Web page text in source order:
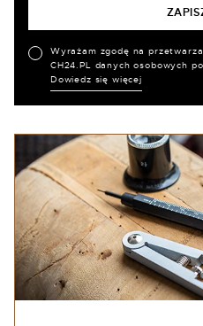
Wyrażam zgodę na
CH24.PL danych osobowych
Dowiedz się więcej